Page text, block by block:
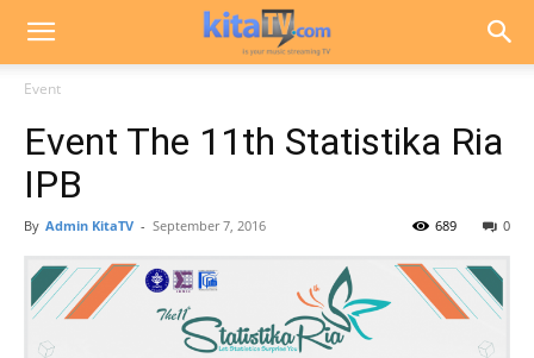
Event
Event The 11th Statistika Ria
IPB
By Admin KitaTV - September 7, 2016 0
689